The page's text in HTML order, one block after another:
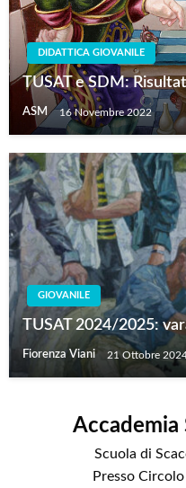
DIDATTICA GIOVANILE
TUSAT e SDM:
ASM 16 Novembre 2022
GIOVANILE
TUSAT 2024/2025:
Fiorenza Viani 21 Ottobre
Accademia
Scuola di
Presso